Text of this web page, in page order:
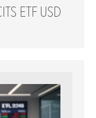
ETF USD